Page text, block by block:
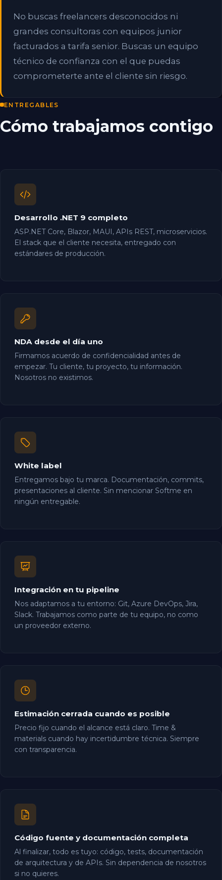
No buscas freelancers desconocidos ni
grandes consultoras con equipos junior
facturados a tarifa senior. Buscas un equipo
técnico de confianza con el que puedas
comprometerte ante el cliente sin riesgo.
ENTREGABLES
Cómo trabajamos contigo
Desarrollo .NET 9 completo
ASP.NET Core, Blazor, MAUI, APIs REST, microservicios.
El stack que el cliente necesita, entregado con
estándares de producción.
NDA desde el día uno
Firmamos acuerdo de confidencialidad antes de
empezar. Tu cliente, tu proyecto, tu información.
Nosotros no existimos.
White label
Entregamos bajo tu marca. Documentación, commits,
presentaciones al cliente. Sin mencionar Softme en
ningún entregable.
Integración en tu pipeline
Nos adaptamos a tu entorno: Git, Azure DevOps, Jira,
Slack. Trabajamos como parte de tu equipo, no como
un proveedor externo.
Estimación cerrada cuando es posible
Precio fijo cuando el alcance está claro. Time &
materials cuando hay incertidumbre técnica. Siempre
con transparencia.
Código fuente y documentación completa
Al finalizar, todo es tuyo: código, tests, documentación
de arquitectura y de APIs. Sin dependencia de nosotros
si no quieres.